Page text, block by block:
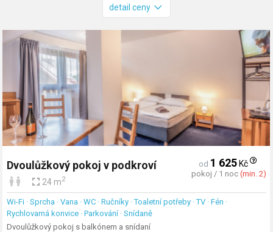
detail ceny
Dvoulůžkový pokoj v podkroví
24 m2
od 1 625Kč
pokoj / 1 noc (min. 2)
Wi-Fi · Sprcha · Vana · WC · Ručníky · Toaletní potřeby · TV · Fén ·
Rychlovarná konvice · Parkování · Snídaně
Dvoulůžkový pokoj s balkónem a snídaní